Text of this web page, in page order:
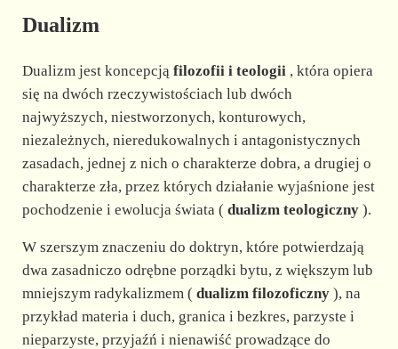
Dualizm
Dualizm jest koncepcją filozofii i teologii , która opiera
się na dwóch rzeczywistościach lub dwóch
najwyższych, niestworzonych, konturowych,
niezależnych, nieredukowalnych i antagonistycznych
zasadach, jednej z nich o charakterze dobra, a drugiej o
charakterze zła, przez których działanie wyjaśnione jest
pochodzenie i ewolucja świata ( dualizm teologiczny).
W szerszym znaczeniu do doktryn, które potwierdzają
dwa zasadniczo odrębne porządki bytu, z większym lub
mniejszym radykalizmem ( dualizm filozoficzny), na
przykład materia i duch, granica i bezkres, parzyste i
nieparzyste, przyjaźń i nienawiść prowadzące do